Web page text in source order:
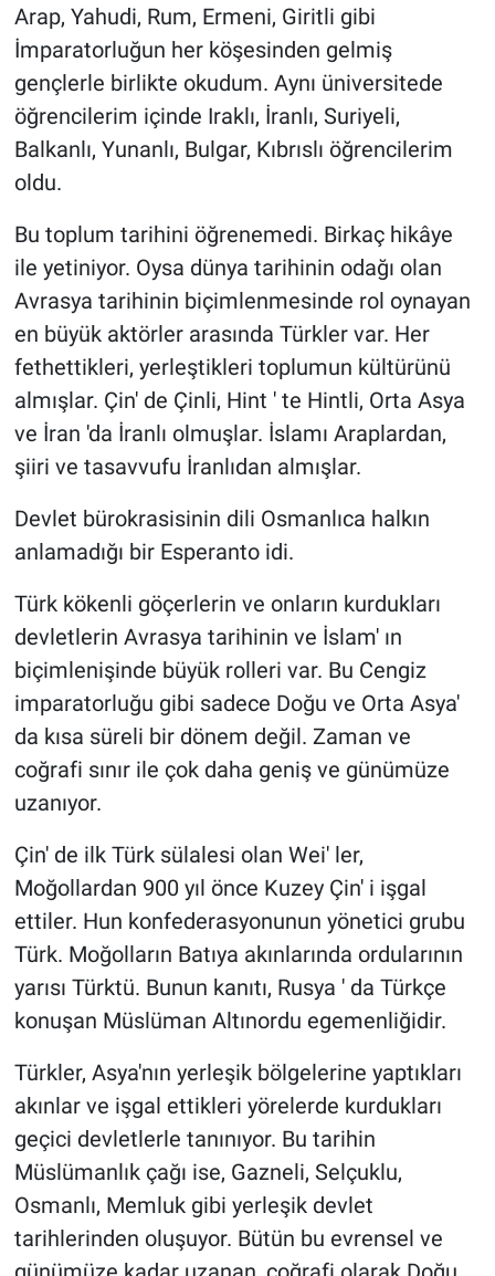
Arap, Yahudi, Rum, Ermeni, Giritli gibi
İmparatorluğun her köşesinden gelmiş
gençlerle birlikte okudum. Aynı üniversitede
öğrencilerim içinde Iraklı, İranlı, Suriyeli,
Balkanlı, Yunanlı, Bulgar, Kıbrıslı öğrencilerim
oldu.
Bu toplum tarihini öğrenemedi. Birkaç hikâye
ile yetiniyor. Oysa dünya tarihinin odağı olan
Avrasya tarihinin biçimlenmesinde rol oynayan
en büyük aktörler arasında Türkler var. Her
fethettikleri, yerleştikleri toplumun kültürünü
almışlar. Çin' de Çinli, Hint ' te Hintli, Orta Asya
ve İran 'da İranlı olmuşlar. İslamı Araplardan,
şiiri ve tasavvufu İranlıdan almışlar.
Devlet bürokrasisinin dili Osmanlıca halkın
anlamadığı bir Esperanto idi.
Türk kökenli göçerlerin ve onların kurdukları
devletlerin Avrasya tarihinin ve İslam' ın
biçimlenişinde büyük rolleri var. Bu Cengiz
imparatorluğu gibi sadece Doğu ve Orta Asya'
da kısa süreli bir dönem değil. Zaman ve
coğrafi sınır ile çok daha geniş ve günümüze
uzanıyor.
Çin' de ilk Türk sülalesi olan Wei' ler,
Moğollardan 900 yıl önce Kuzey Çin' i işgal
ettiler. Hun konfederasyonunun yönetici grubu
Türk. Moğolların Batıya akınlarında ordularının
yarısı Türktü. Bunun kanıtı, Rusya ' da Türkçe
konuşan Müslüman Altınordu egemenliğidir.
Türkler, Asya'nın yerleşik bölgelerine yaptıkları
akınlar ve işgal ettikleri yörelerde kurdukları
geçici devletlerle tanınıyor. Bu tarihin
Müslümanlık çağı ise, Gazneli, Selçuklu,
Osmanlı, Memluk gibi yerleşik devlet
tarihlerinden oluşuyor. Bütün bu evrensel ve